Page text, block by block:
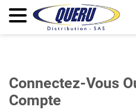
Connectez-Vous
Compte